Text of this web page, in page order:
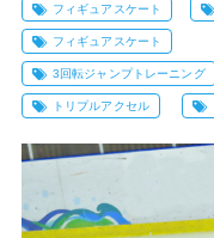
フィギュアスケート
フィギュアスケート
3回転ジャンプトレーニング
トリプルアクセル